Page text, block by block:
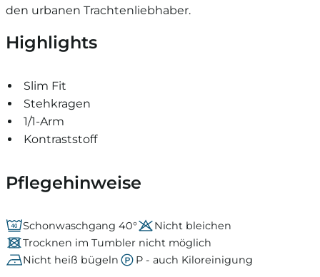
den urbanen Trachtenliebhaber.
Highlights
Slim Fit
Stehkragen
1/1-Arm
Kontraststoff
Pflegehinweise
Schonwaschgang 40°
Nicht bleichen
Trocknen im Tumbler nicht möglich
Nicht heiß bügeln
P - auch Kiloreinigung